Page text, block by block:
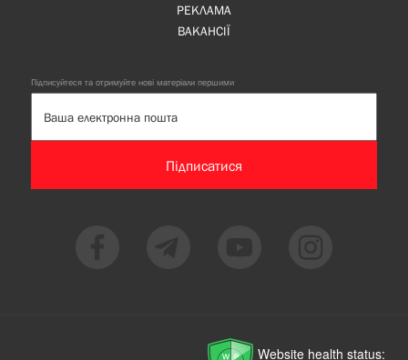
РЕКЛАМА
ВАКАНСІЇ
Підписуйтеся та отримуйте нові матеріали першими
Підписатися
Website health status: